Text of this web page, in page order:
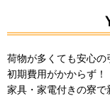
荷物が多くても安心の
初期費用がかからず！
家具・家電付きの寮で